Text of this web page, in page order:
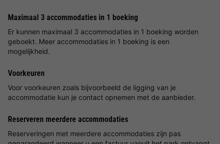
Maximaal 3 accommodaties in 1 boeking
Er kunnen maximaal 3 accommodaties in 1 boeking worden
geboekt. Meer accommodaties in 1 boeking is een
mogelijkheid.
Voorkeuren
Voor voorkeuren zoals bijvoorbeeld de ligging van je
accommodatie kun je contact opnemen met de aanbieder.
Reserveren meerdere accommodaties
Reserveringen met meerdere accommodaties zijn pas